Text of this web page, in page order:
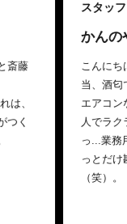
かんのやの怪
こんにちは！かん
当、酒匂です。
エアコンなら、ど
人でラクラク担ぎ
っ...業務用エアコ
っとだけ勘弁して